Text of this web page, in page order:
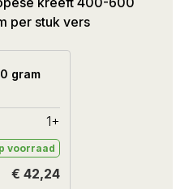
per stuk vers
gram
1+
voorraad
€ 42,24